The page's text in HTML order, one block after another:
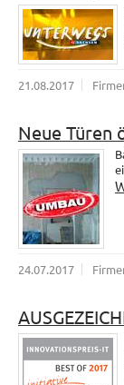
21.08.2017
Neue Türen
24.07.2017